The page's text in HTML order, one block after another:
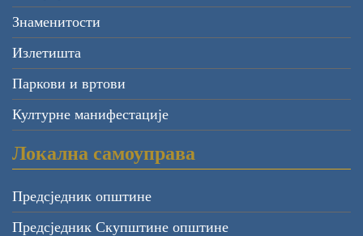
Знаменитости
Излетишта
Паркови и вртови
Културне манифестације
Локална самоуправа
Предсједник општине
Предсједник Скупштине општине